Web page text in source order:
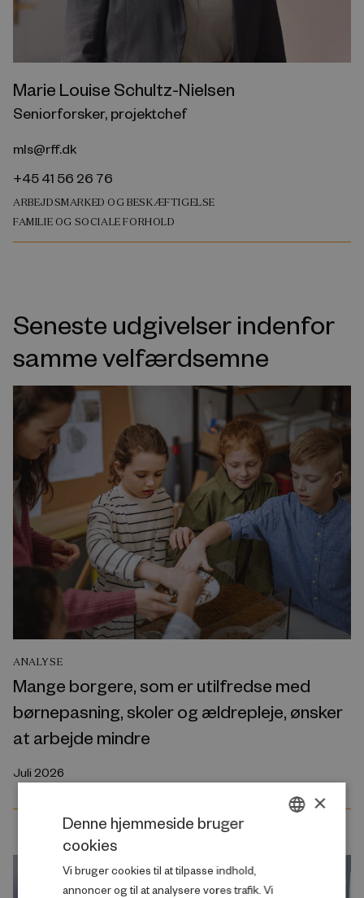
Marie Louise Schultz-Nielsen
Seniorforsker, projektchef
mls@rff.dk
+45 41 56 26 76
ARBEJDSMARKED OG BESKÆFTIGELSE
FAMILIE OG SOCIALE FORHOLD
Seneste udgivelser indenfor
samme velfærdsemne
ANALYSE
Mange borgere, som er utilfredse med
børnepasning, skoler og ældrepleje, ønsker
at arbejde mindre
Juli 2026
×
Denne hjemmeside bruger
cookies
Vi bruger cookies til at tilpasse indhold,
annoncer og til at analysere vores trafik. Vi